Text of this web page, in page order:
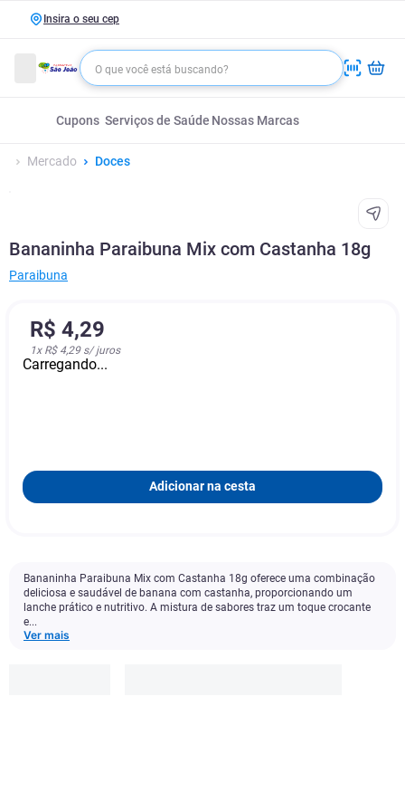
Insira o seu cep
Cupons Serviços de Saúde Nossas Marcas
Mercado Doces
Bananinha Paraibuna Mix com Castanha 18g
Paraibuna
R$ 4,29
1x R$ 4,29s/ juros
Carregando...
Adicionar na cesta
Bananinha Paraibuna Mix com Castanha 18g oferece uma combinação
deliciosa e saudável de banana com castanha, proporcionando um
lanche prático e nutritivo. A mistura de sabores traz um toque crocante
e...
Ver mais